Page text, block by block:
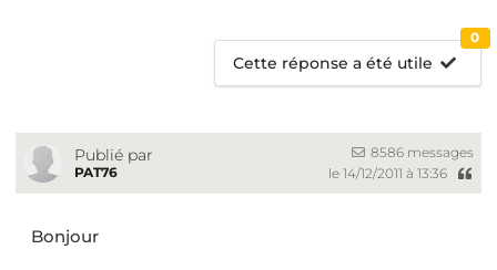
Cette réponse a été utile
0
Publié par
PAT76
8586 messages
le 14/12/2011 à 13:36
Bonjour